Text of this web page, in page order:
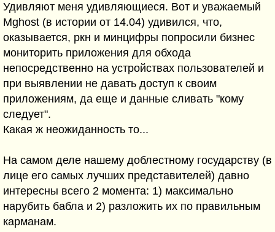
Удивляют меня удивляющиеся. Вот и уважаемый
Mghost (в истории от 14.04) удивился, что,
оказывается, ркн и минцифры попросили бизнес
мониторить приложения для обхода
непосредственно на устройствах пользователей и
при выявлении не давать доступ к своим
приложениям, да еще и данные сливать "кому
следует".
Какая ж неожиданность то...
На самом деле нашему доблестному государству (в
лице его самых лучших представителей) давно
интересны всего 2 момента: 1) максимально
нарубить бабла и 2) разложить их по правильным
карманам.